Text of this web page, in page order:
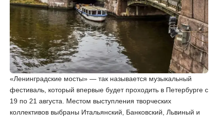
«Ленинградские мосты» — так называется музыкальный
фестиваль, который впервые будет проходить в Петербурге с
19 по 21 августа. Местом выступления творческих
коллективов выбраны Итальянский, Банковский, Львиный и